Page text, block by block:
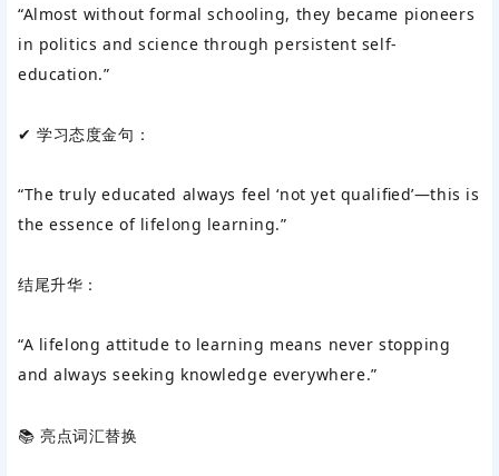
“Almost without formal schooling, they became pioneers
in politics and science through persistent self-
education.”
✔ ‌学习态度金句‌：
“The truly educated always feel ‘not yet qualified’—this is
the essence of lifelong learning.”
结尾升华‌：
“A lifelong attitude to learning means never stopping
and always seeking knowledge everywhere.”
📚 亮点词汇替换‌